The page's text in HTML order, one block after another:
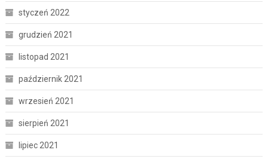
styczeń 2022
grudzień 2021
listopad 2021
październik 2021
wrzesień 2021
sierpień 2021
lipiec 2021